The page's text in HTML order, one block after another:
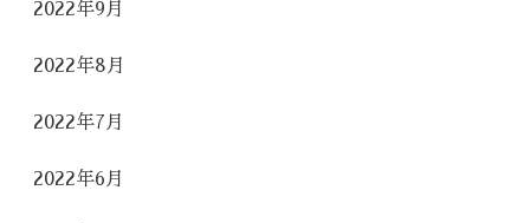
2022年9月
2022年8月
2022年7月
2022年6月